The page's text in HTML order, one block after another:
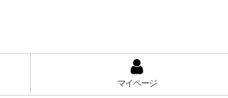
マイページ